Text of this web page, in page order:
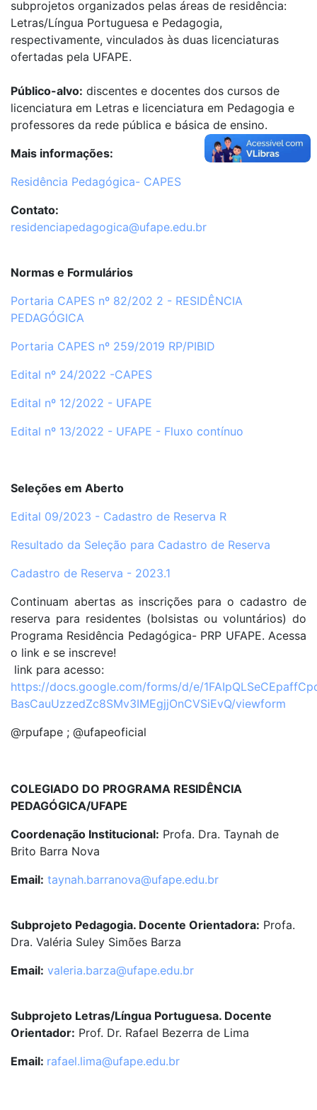
subprojetos organizados pelas áreas de residência:
Letras/Língua Portuguesa e Pedagogia,
respectivamente, vinculados às duas licenciaturas
ofertadas pela UFAPE.
Público-alvo: discentes e docentes dos cursos de
licenciatura em Letras e licenciatura em Pedagogia e
professores da rede pública e básica de ensino.
Mais informações:
Residência Pedagógica- CAPES
Contato:
residenciapedagogica@ufape.edu.br
Normas e Formulários
Portaria CAPES nº 82/202 2 - RESIDÊNCIA
PEDAGÓGICA
Portaria CAPES nº 259/2019 RP/PIBID
Edital nº 24/2022 -CAPES
Edital nº 12/2022 - UFAPE
Edital nº 13/2022 - UFAPE - Fluxo contínuo
Seleções em Aberto
Edital 09/2023 - Cadastro de Reserva R
Resultado da Seleção para Cadastro de Reserva
Cadastro de Reserva - 2023.1
Continuam abertas as inscrições para o cadastro de
reserva para residentes (bolsistas ou voluntários) do
Programa Residência Pedagógica- PRP UFAPE. Acessa
o link e se inscreve!
link para acesso:
https://docs.google.com/forms/d/e/
BasCauUzzedZc8SMv3IMEgjjOnCVSiEvQ/viewform
@rpufape ; @ufapeoficial
COLEGIADO DO PROGRAMA RESIDÊNCIA
PEDAGÓGICA/UFAPE
Coordenação Institucional: Profa. Dra. Taynah de
Brito Barra Nova
Email: taynah.barranova@ufape.edu.br
Subprojeto Pedagogia. Docente Orientadora: Profa.
Dra. Valéria Suley Simões Barza
Email: valeria.barza@ufape.edu.br
Subprojeto Letras/Língua Portuguesa. Docente
Orientador: Prof. Dr. Rafael Bezerra de Lima
Email: rafael.lima@ufape.edu.br